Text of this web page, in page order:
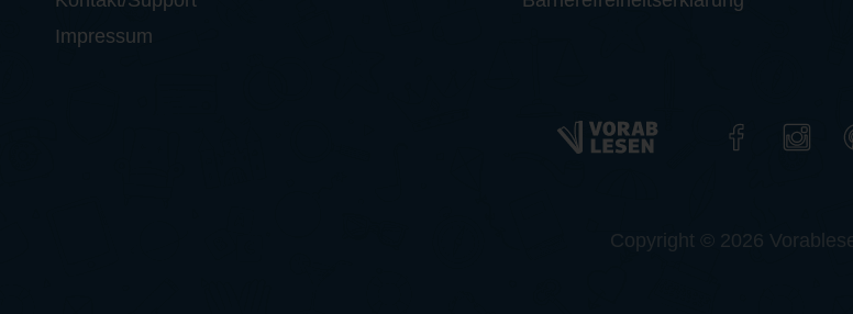
Impressum
Copyright © 2026